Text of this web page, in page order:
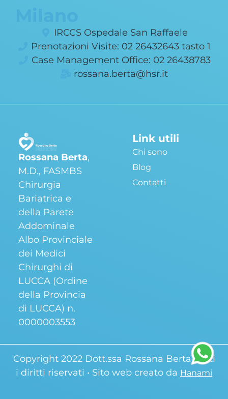
IRCCS Ospedale San Raffaele
Prenotazioni Visite: 02 26432643 tasto 1
Case Management Office: 02 26438783
rossana.berta@hsr.it
Rossana Berta,
M.D., FASMBS
Chirurgia
Bariatrica e
della Parete
Addominale
Albo Provinciale
dei Medici
Chirurghi di
LUCCA (Ordine
della Provincia
di LUCCA) n.
0000003553
Link utili
Chi sono
Blog
Contatti
Copyright 2022 Dott.ssa Rossana Berta, tutti
i diritti riservati • Sito web creato da Hanami